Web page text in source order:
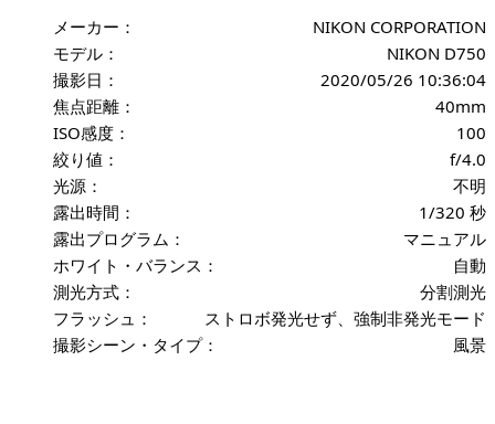
メーカー：
NIKON CORPORATION
モデル：
NIKON D750
撮影日：
2020/05/26 10:36:04
焦点距離：
40mm
ISO感度：
100
絞り値：
f/4.0
光源：
不明
露出時間：
1/320 秒
露出プログラム：
マニュアル
ホワイト・バランス：
自動
測光方式：
分割測光
フラッシュ：
ストロボ発光せず、強制非発光モード
撮影シーン・タイプ：
風景